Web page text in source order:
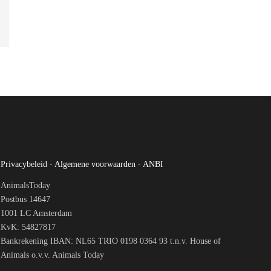
Privacybeleid - Algemene voorwaarden - ANBI
AnimalsToday
Postbus 14647
1001 LC Amsterdam
KvK: 54827817
Bankrekening IBAN: NL65 TRIO 0198 0364 93 t.n.v. House of
Animals o.v.v. Animals Today